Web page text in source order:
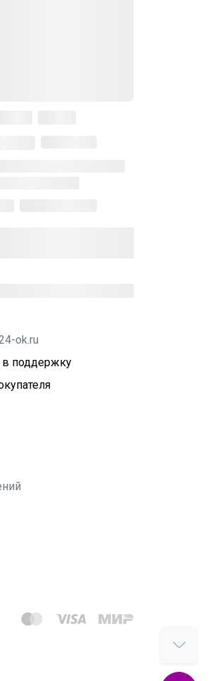
ok.ru
в поддержку